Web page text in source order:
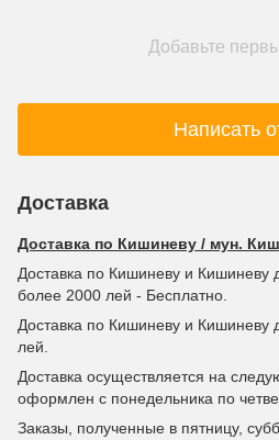
Добавьте
Написать
Доставка
Доставка по Кишиневу / мун.
Доставка по Кишиневу и Кишиневу
более 2000 лей - Бесплатно.
Доставка по Кишиневу и Кишиневу
лей.
Доставка осуществляется на
оформлен с понедельника по
Заказы, полученные в пятницу,